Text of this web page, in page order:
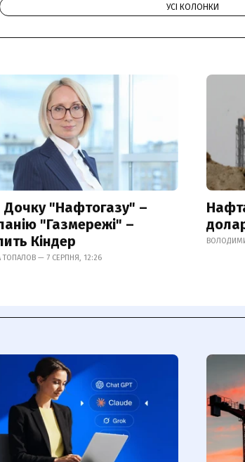
УСІ КОЛОНКИ
Дочку "Нафтогазу" –
"Газмережі" –
Кіндер
— 7 СЕРПНЯ, 12:26